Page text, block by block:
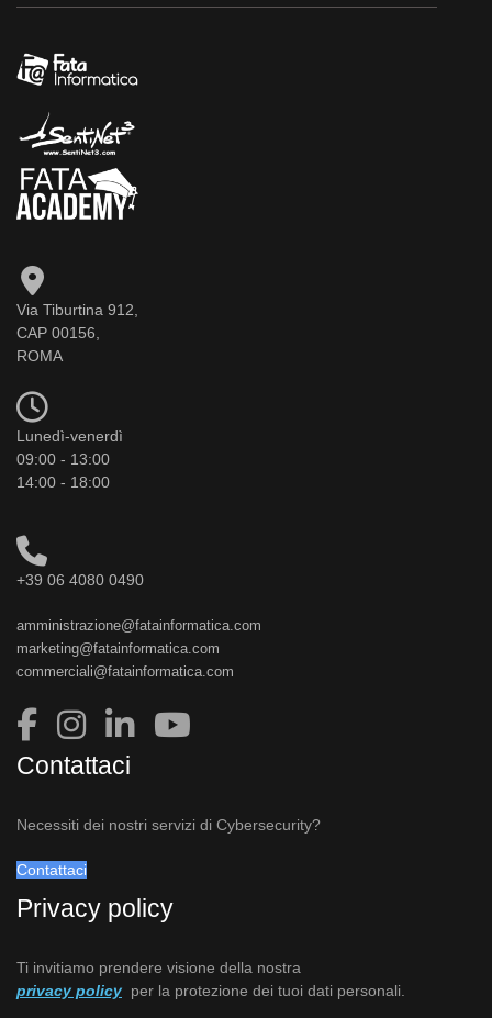
Via Tiburtina 912,
CAP 00156,
ROMA
Lunedì-venerdì
09:00 - 13:00
14:00 - 18:00
+39 06 4080 0490
amministrazione@fatainformatica.com
marketing@fatainformatica.com
commerciali@fatainformatica.com
Contattaci
Necessiti dei nostri servizi di Cybersecurity?
Contattaci
Privacy policy
Ti invitiamo prendere visione della nostra
privacy policy per la protezione dei tuoi dati personali.